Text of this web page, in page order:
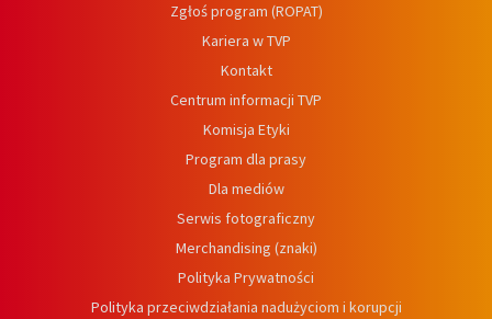
Zgłoś program (ROPAT)
Kariera w TVP
Kontakt
Centrum informacji TVP
Komisja Etyki
Program dla prasy
Dla mediów
Serwis fotograficzny
Merchandising (znaki)
Polityka Prywatności
Polityka przeciwdziałania nadużyciom i korupcji